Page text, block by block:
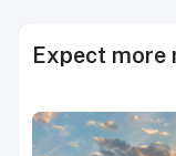
Expect more